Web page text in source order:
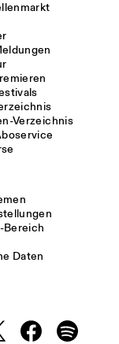
Verzeichnis
Bereich
Daten